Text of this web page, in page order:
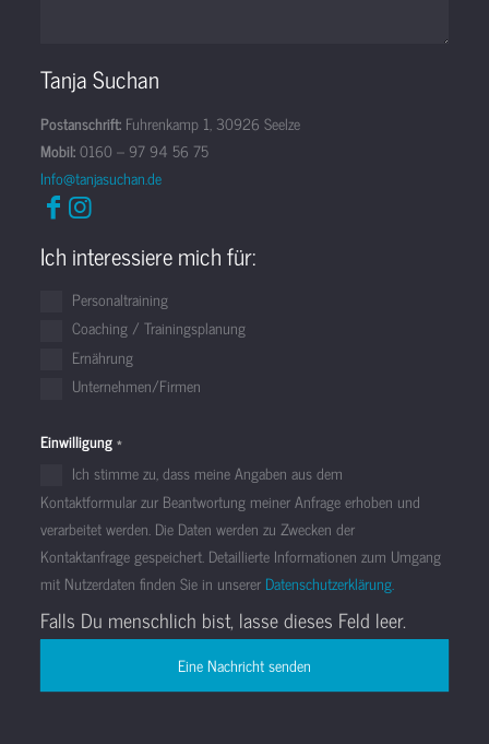
Tanja Suchan
Postanschrift: Fuhrenkamp 1, 30926 Seelze
Mobil:0160 – 97 94 56 75
Info@tanjasuchan.de
Ich interessiere mich für:
Personaltraining
Coaching / Trainingsplanung
Ernährung
Unternehmen/Firmen
Einwilligung*
Ich stimme zu, dass meine Angaben aus dem
Kontaktformular zur Beantwortung meiner Anfrage erhoben und
verarbeitet werden. Die Daten werden zu Zwecken der
Kontaktanfrage gespeichert. Detaillierte Informationen zum Umgang
mit Nutzerdaten finden Sie in unserer Datenschutzerklärung.
Falls Du menschlich bist, lasse dieses Feld leer.
Eine Nachricht senden